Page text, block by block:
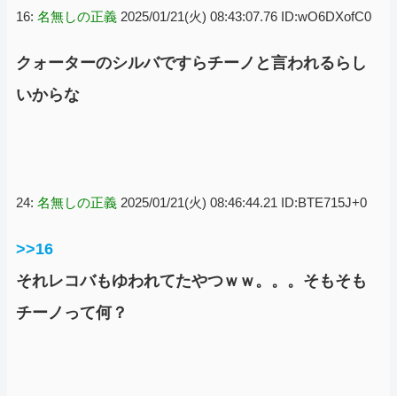
16: 名無しの正義 2025/01/21(火) 08:43:07.76 ID:wO6DXofC0
クォーターのシルバですらチーノと言われるらし
いからな
24: 名無しの正義 2025/01/21(火) 08:46:44.21 ID:BTE715J+0
>>16
それレコバもゆわれてたやつｗｗ。。。そもそも
チーノって何？